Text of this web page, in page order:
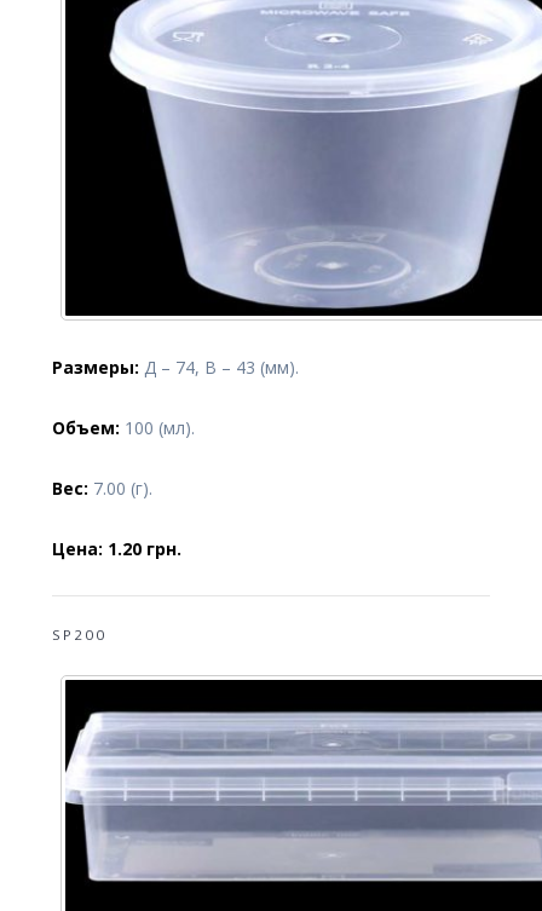
Размеры: Д – 74, В – 43 (мм).
Объем: 100 (мл).
Вес: 7.00 (г).
Цена: 1.20 грн.
SP200